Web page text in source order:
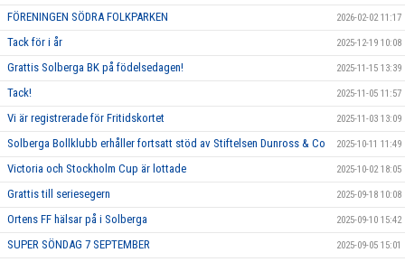
FÖRENINGEN SÖDRA FOLKPARKEN 2026-02-02 11:17
Tack för i år 2025-12-19 10:08
Grattis Solberga BK på födelsedagen! 2025-11-15 13:39
Tack! 2025-11-05 11:57
Vi är registrerade för Fritidskortet 2025-11-03 13:09
Solberga Bollklubb erhåller fortsatt stöd av Stiftelsen Dunross & Co 2025-10-11 11:49
Victoria och Stockholm Cup är lottade 2025-10-02 18:05
Grattis till seriesegern 2025-09-18 10:08
Ortens FF hälsar på i Solberga 2025-09-10 15:42
SUPER SÖNDAG 7 SEPTEMBER 2025-09-05 15:01